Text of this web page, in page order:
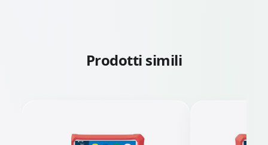
Prodotti simili